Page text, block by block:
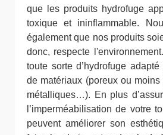
que les produits hydrofuge
toxique et ininflammable.
également que nos produits
donc, respecte
toute sorte d’hydrofuge
de matériaux (poreux ou moins
métalliques…). En plus
l’imperméabilisation de votre
peuvent améliorer son